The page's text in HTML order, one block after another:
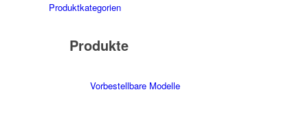
Produktkategorien
Produkte
Vorbestellbare Modelle